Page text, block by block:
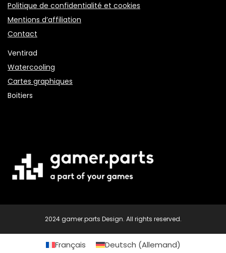
Politique de confidentialité et cookies
Mentions d’affiliation
Contact
Ventirad
Watercooling
Cartes graphiques
Boitiers
2024 gamer.parts Design. All rights reserved.
Français Deutsch (Allemand)